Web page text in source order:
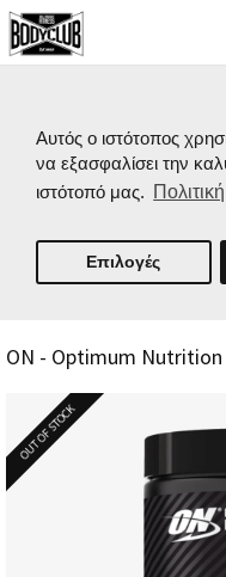
Αυτός ο ιστότοπος
να εξασφαλίσει την
ιστότοπό μας.
Επιλογές
ON - Optimum Nutrition
OUT OF STOCK